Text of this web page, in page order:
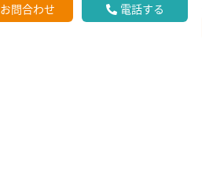
お問合わせ 電話する